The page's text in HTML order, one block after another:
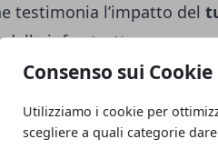
Consenso sui Cookie
Utilizziamo i cookie per
scegliere a quali categorie
testimonia l’impatto del
delle infrastrutture.
sport di base
per visibilità e capacità